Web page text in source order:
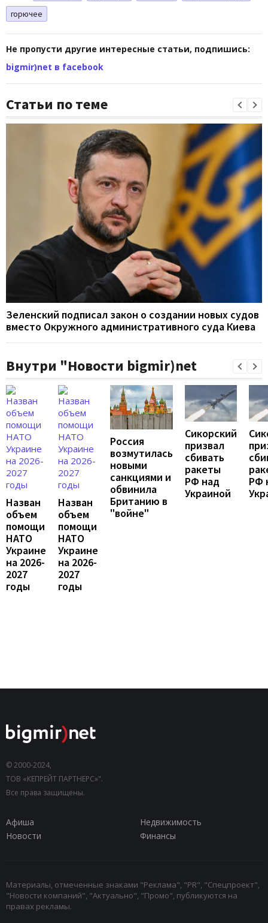
горючее
Не пропусти другие интересные статьи, подпишись:
bigmir)net в facebook
Статьи по теме
Зеленский подписал закон о создании новых судов
вместо Окружного административного суда Киева
Внутри "Новости bigmir)net
Назван
объем
помощи
НАТО
Украине
на 2026-
2027
годы
Назван
объем
помощи
НАТО
Украине
на 2026-
2027
годы
Россия
возмутилась
новыми
санкциями и
обвинила
Британию в
"войне"
Сикорский
призвал
сбивать
ракеты
РФ над
Украиной
РФ
© 2000-2024,
ТОВ «КЕПРЕЙТ ПАРТНЕРС»".
Все права защищены.
Афиша
Недвижимость
Новости
Финансы
Материалы, отмеченные знаками "Реклама", "PR", "Спецпроект",
"Новости компаний", "Актуально", "Промо", публикуются на
правах рекламы.